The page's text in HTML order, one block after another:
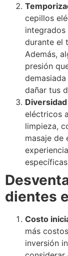
cepillos
integrados
durante el
Además,
presión
dañar tus
eléctricos
limpieza,
masaje de
dientes
Costo
más
inversión